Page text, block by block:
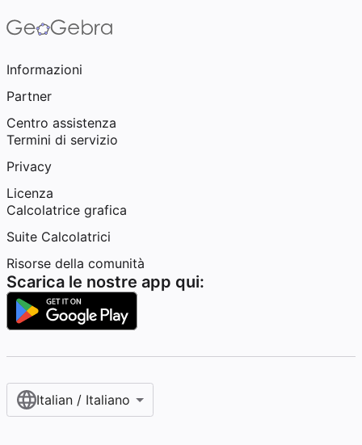
Informazioni
Partner
Centro assistenza
Termini di servizio
Privacy
Licenza
Calcolatrice grafica
Suite Calcolatrici
Risorse della comunità
Scarica le nostre app qui:
Italian / Italiano‎